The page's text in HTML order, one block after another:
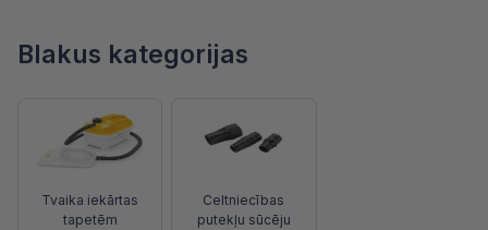
Blakus kategorijas
Tvaika iekārtas
tapetēm
Celtniecības
putekļu sūcēju